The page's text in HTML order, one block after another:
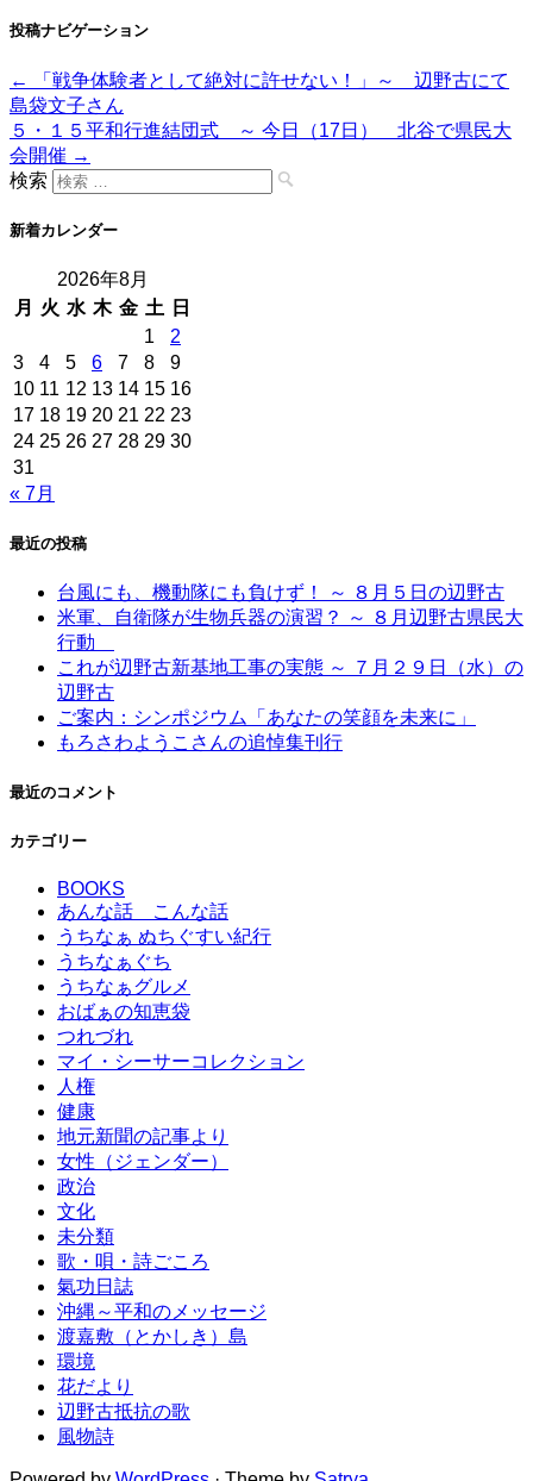
投稿ナビゲーション
←
「戦争体験者として絶対に許せない！」～ 辺野古にて
島袋文子さん
５・１５平和行進結団式 ～ 今日（17日） 北谷で県民大
会開催 →
検索
新着カレンダー
2026年8月
月
火 水 木 金 土
日
1
2
3
4 5 6 7 8
9
10 11 12 13 14 15 16
17 18 19 20 21 22 23
24 25 26 27 28 29 30
31
« 7月
最近の投稿
台風にも、機動隊にも負けず！ ～ ８月５日の辺野古
米軍、自衛隊が生物兵器の演習？ ～ ８月辺野古県民大
行動
これが辺野古新基地工事の実態 ～ ７月２９日（水）の
辺野古
ご案内：シンポジウム「あなたの笑顔を未来に」
もろさわようこさんの追悼集刊行
最近のコメント
カテゴリー
BOOKS
あんな話 こんな話
うちなぁ ぬちぐすい紀行
うちなぁぐち
うちなぁグルメ
おばぁの知恵袋
つれづれ
マイ・シーサーコレクション
人権
健康
地元新聞の記事より
女性（ジェンダー）
政治
文化
未分類
歌・唄・詩ごころ
氣功日誌
沖縄～平和のメッセージ
渡嘉敷（とかしき）島
環境
花だより
辺野古抵抗の歌
風物詩